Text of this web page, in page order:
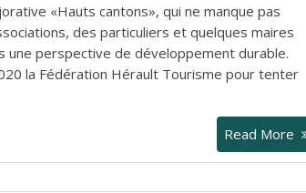
«Hauts cantons», qui ne manque pas
des particuliers et quelques maires
une perspective de développement durable.
la Fédération Hérault Tourisme pour tenter
Read More